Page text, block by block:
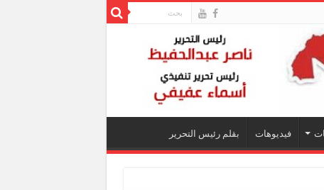
فيديوهات بقلم رئيس التحرير